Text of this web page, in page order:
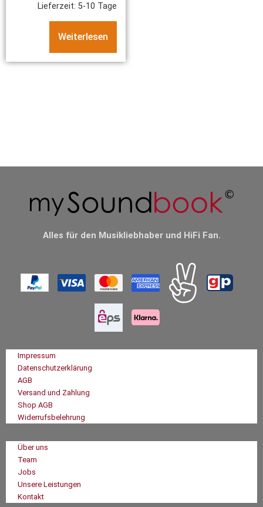
Lieferzeit: 5-10 Tage
Weiterlesen
Alles für den Musikliebhaber und HiFi Fan.
Impressum
Datenschutzerklärung
AGB
Versand und Zahlung
Shop AGB
Widerrufsbelehrung
Über uns
Team
Jobs
Unsere Leistungen
Kontakt